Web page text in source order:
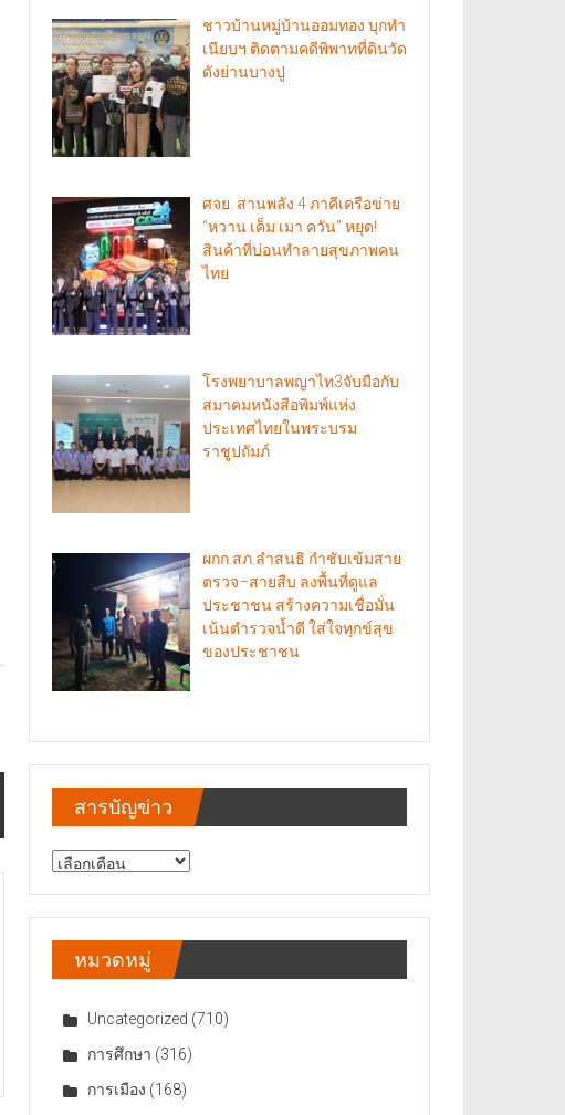
ชาวบ้านหมู่บ้านออมทอง บุกทำ
เนียบฯ ติดตามคดีพิพาทที่ดินวัด
ดังย่านบางปู
ศจย. สานพลัง 4 ภาคีเครือข่าย
“หวาน เค็ม เมา ควัน” หยุด!
สินค้าที่บ่อนทำลายสุขภาพคน
ไทย
โรงพยาบาลพญาไท3จับมือกับ
สมาคมหนังสือพิมพ์แห่ง
ประเทศไทยในพระบรม
ราชูปถัมภ์
ผกก.สภ.ลำสนธิ กำชับเข้มสาย
ตรวจ–สายสืบ ลงพื้นที่ดูแล
ประชาชน สร้างความเชื่อมั่น
เน้นตำรวจน้ำดี ใส่ใจทุกข์สุข
ของประชาชน
สารบัญข่าว
สารบัญ
หมวดหมู่
Uncategorized (710)
การศึกษา (316)
การเมือง (168)